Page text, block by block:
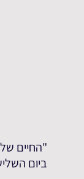
"החיים
ביום